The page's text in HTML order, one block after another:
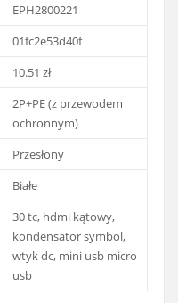
EPH2800221
01fc2e53d40f
10.51 zł
2P+PE (z przewodem
ochronnym)
Przesłony
Białe
30 tc, hdmi kątowy,
kondensator symbol,
wtyk dc, mini usb micro
usb